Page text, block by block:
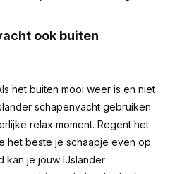
ook buiten
het buiten mooi weer is en niet
schapenvacht gebruiken
relax moment. Regent het
het beste je schaapje even op
kan je jouw IJslander